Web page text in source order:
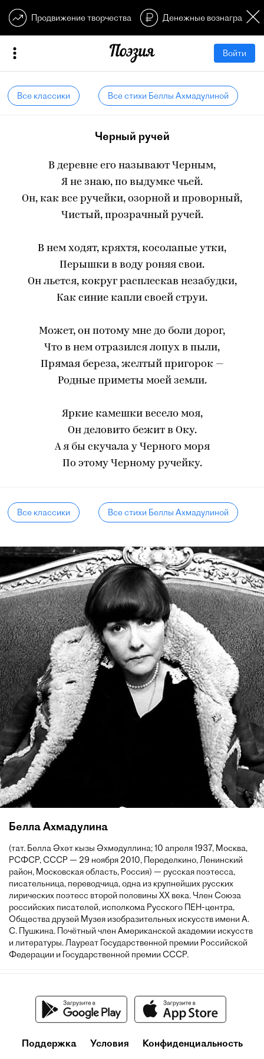
Продвижение творчества Денежные
Войти
Все классики Все стихи Беллы Ахмадулиной
Черный ручей
В деревне его называют Черным,
Я не знаю, по выдумке чьей.
Он, как все ручейки, озорной и проворный,
Чистый, прозрачный ручей.
В нем ходят, кряхтя, косолапые утки,
Перышки в воду роняя свои.
Он льется, кокруг расплескав незабудки,
Как синие капли своей струи.
Может, он потому мне до боли дорог,
Что в нем отразился лопух в пыли,
Прямая береза, желтый пригорок —
Родные приметы моей земли.
Яркие камешки весело моя,
Он деловито бежит в Оку.
А я бы скучала у Черного моря
По этому Черному ручейку.
Все классики Все стихи Беллы Ахмадулиной
Белла Ахмадулина
(тат. Белла Әхәт кызы Әхмәдуллина; 10 апреля 1937, Москва,
РСФСР, СССР — 29 ноября 2010, Переделкино, Ленинский
район, Московская область, Россия) — русская поэтесса,
писательница, переводчица, одна из крупнейших русских
лирических поэтесс второй половины XX века. Член Союза
российских писателей, исполкома Русского ПЕН-центра,
Общества друзей Музея изобразительных искусств имени А.
С. Пушкина. Почётный член Американской академии искусств
и литературы. Лауреат Государственной премии Российской
Федерации и Государственной премии СССР.
Поддержка Условия Конфиденциальность